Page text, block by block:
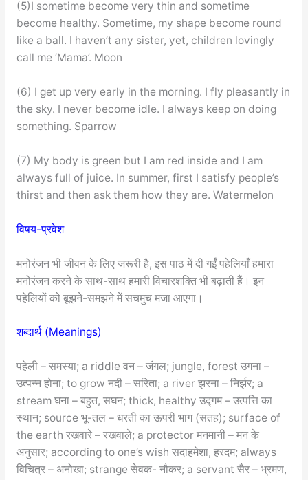
(5)I sometime become very thin and sometime
become healthy. Sometime, my shape become round
like a ball. I haven’t any sister, yet, children lovingly
call me ‘Mama’. Moon
(6) I get up very early in the morning. I fly pleasantly in
the sky. I never become idle. I always keep on doing
something. Sparrow
(7) My body is green but I am red inside and I am
always full of juice. In summer, first I satisfy people’s
thirst and then ask them how they are. Watermelon
विषय-प्रवेश
मनोरंजन भी जीवन के लिए जरूरी है, इस पाठ में दी गईं पहेलियाँ हमारा
मनोरंजन करने के साथ-साथ हमारी विचारशक्ति भी बढ़ाती हैं। इन
पहेलियों को बूझने-समझने में सचमुच मजा आएगा।
शब्दार्थ (Meanings)
पहेली – समस्या; a riddle वन – जंगल; jungle, forest उगना –
उत्पन्न होना; to grow नदी – सरिता; a river झरना – निर्झर; a
stream घना – बहुत, सघन; thick, healthy उद्गम – उत्पत्ति का
स्थान; source भू-तल – धरती का ऊपरी भाग (सतह); surface of
the earth रखवारे – रखवाले; a protector मनमानी – मन के
अनुसार; according to one’s wish सदाहमेशा, हरदम; always
विचित्र – अनोखा; strange सेवक- नौकर; a servant सैर – भ्रमण,